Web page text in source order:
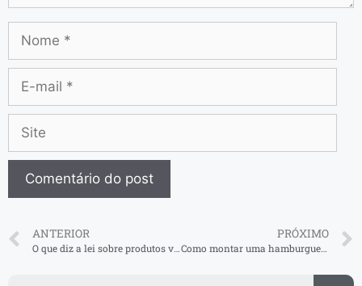
ANTERIOR
O que diz a lei sobre produtos vencidos?
PRÓXIMO
Como montar uma hamburgueria artesanal? Guia prático